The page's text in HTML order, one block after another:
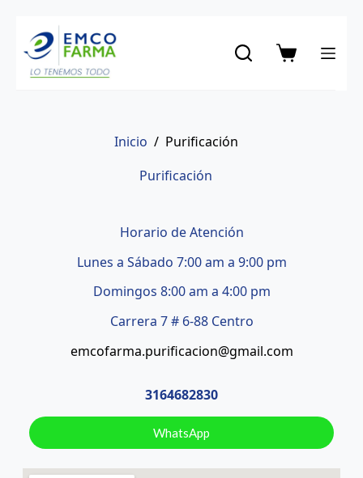
contenido
Carro
Inicio / Purificación
Purificación
Horario de Atención
Lunes a Sábado 7:00 am a 9:00 pm
Domingos 8:00 am a 4:00 pm
Carrera 7 # 6-88 Centro
emcofarma.purificacion@gmail.com
3164682830
WhatsApp